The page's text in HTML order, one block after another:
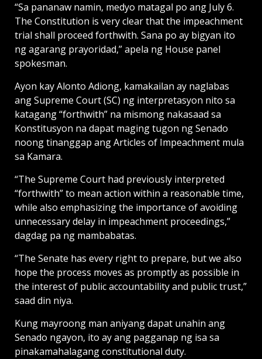
“Sa pananaw namin, medyo matagal po ang July 6.
The Constitution is very clear that the impeachment
trial shall proceed forthwith. Sana po ay bigyan ito
ng agarang prayoridad,” apela ng House panel
spokesman.
Ayon kay Alonto Adiong, kamakailan ay naglabas
ang Supreme Court (SC) ng interpretasyon nito sa
katagang “forthwith” na mismong nakasaad sa
Konstitusyon na dapat maging tugon ng Senado
noong tinanggap ang Articles of Impeachment mula
sa Kamara.
“The Supreme Court had previously interpreted
“forthwith” to mean action within a reasonable time,
while also emphasizing the importance of avoiding
unnecessary delay in impeachment proceedings,”
dagdag pa ng mambabatas.
“The Senate has every right to prepare, but we also
hope the process moves as promptly as possible in
the interest of public accountability and public trust,”
saad din niya.
Kung mayroong man aniyang dapat unahin ang
Senado ngayon, ito ay ang pagganap ng isa sa
pinakamahalagang constitutional duty.